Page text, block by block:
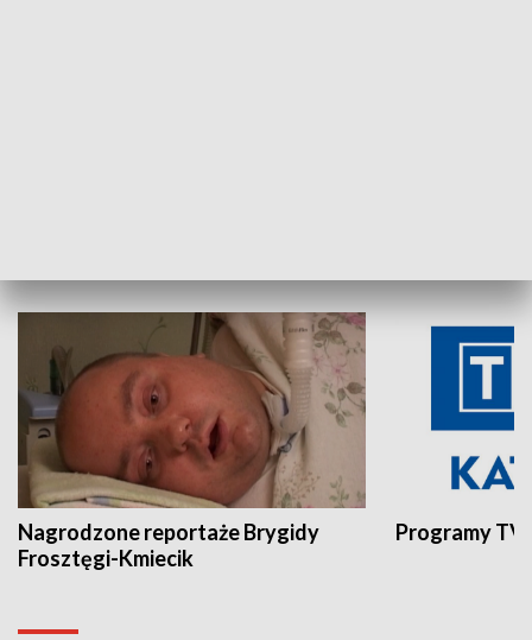
Nagrodzone reportaże Brygidy
Frosztęgi-Kmiecik
Programy